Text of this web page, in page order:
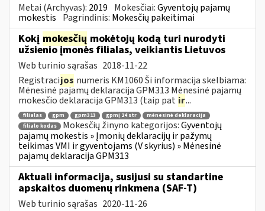
Metai (Archyvas): 2019 Mokesčiai:Gyventojų pajamų
mokestis Pagrindinis: Mokesčių pakeitimai
Kokį mokesčių mokėtojų kodą turi nurodyti
užsienio įmonės filialas, veikiantis Lietuvos
Web turinio sąrašas 2018-11-22
Registracijos numeris KM1060 Ši informacija skelbiama:
Mėnesinė pajamų deklaracija GPM313 Mėnesinė pajamų
mokesčio deklaracija GPM313 (taip pat ir...
filialas gpm gpm313 gpmį 24 str
mėnesinė deklaracija
filialo kodas
Mokesčių žinyno kategorijos:Gyventojų
pajamų mokestis » Įmonių deklaracijų ir pažymų
teikimas VMI ir gyventojams (V skyrius) » Mėnesinė
pajamų deklaracija GPM313
Aktuali informacija, susijusi su standartine
apskaitos duomenų rinkmena (SAF-T)
Web turinio sąrašas 2020-11-26